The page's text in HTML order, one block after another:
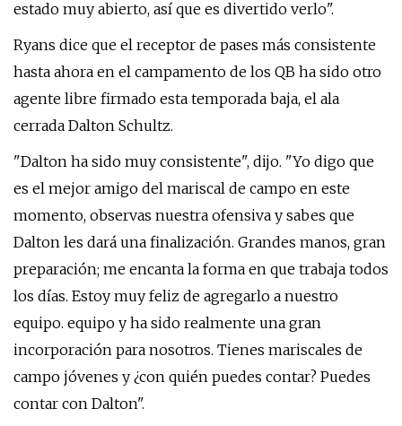
estado muy abierto, así que es divertido verlo".
Ryans dice que el receptor de pases más consistente
hasta ahora en el campamento de los QB ha sido otro
agente libre firmado esta temporada baja, el ala
cerrada Dalton Schultz.
"Dalton ha sido muy consistente", dijo. "Yo digo que
es el mejor amigo del mariscal de campo en este
momento, observas nuestra ofensiva y sabes que
Dalton les dará una finalización. Grandes manos, gran
preparación; me encanta la forma en que trabaja todos
los días. Estoy muy feliz de agregarlo a nuestro
equipo. equipo y ha sido realmente una gran
incorporación para nosotros. Tienes mariscales de
campo jóvenes y ¿con quién puedes contar? Puedes
contar con Dalton".